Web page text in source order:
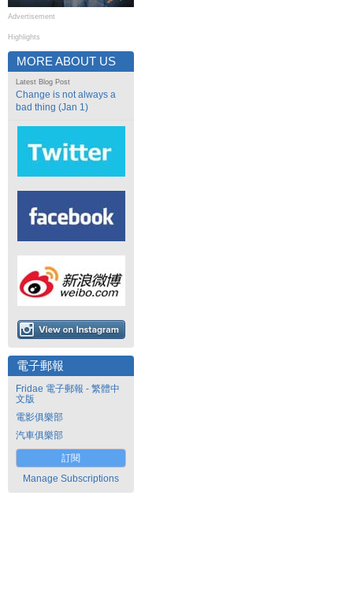
Advertisement
Highlights
MORE ABOUT US
Latest Blog Post
Change is not always a
bad thing (Jan 1)
電子郵報
Fridae 電子郵報 - 繁體中
文版
電影俱樂部
汽車俱樂部
訂閱
Manage Subscriptions